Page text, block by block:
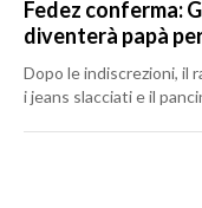
Fedez conferma:
diventerà papà
Dopo le indiscrezioni, il
i jeans slacciati e il